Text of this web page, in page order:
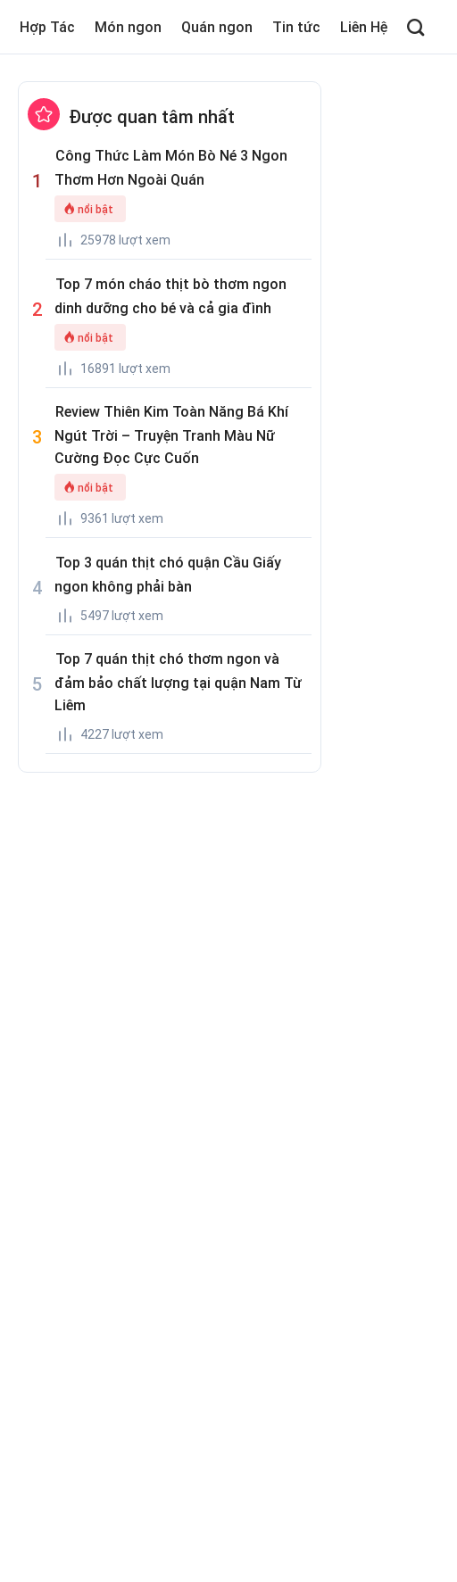
Hợp Tác Món ngon Quán ngon Tin tức Liên Hệ
Được quan tâm nhất
Công Thức Làm Món Bò Né 3 Ngon
Thơm Hơn Ngoài Quán
nổi bật
25978 lượt xem
Top 7 món cháo thịt bò thơm ngon
dinh dưỡng cho bé và cả gia đình
nổi bật
16891 lượt xem
Review Thiên Kim Toàn Năng Bá Khí
Ngút Trời – Truyện Tranh Màu Nữ
Cường Đọc Cực Cuốn
nổi bật
9361 lượt xem
Top 3 quán thịt chó quận Cầu Giấy
ngon không phải bàn
5497 lượt xem
Top 7 quán thịt chó thơm ngon và
đảm bảo chất lượng tại quận Nam Từ
Liêm
4227 lượt xem